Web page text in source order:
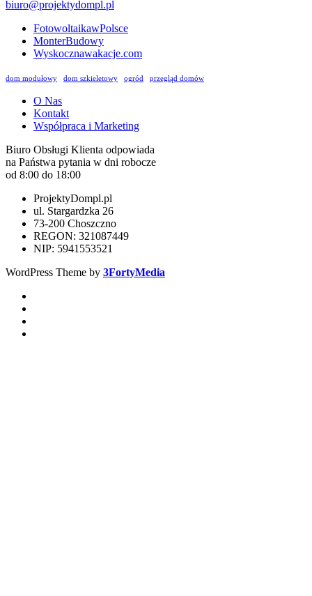
biuro@projektydompl.pl
FotowoltaikawPolsce
MonterBudowy
Wyskocznawakacje.com
dom modułowy dom szkieletowy ogród przegląd domów
O Nas
Kontakt
Współpraca i Marketing
Biuro Obsługi Klienta odpowiada
na Państwa pytania w dni robocze
od 8:00 do 18:00
ProjektyDompl.pl
ul. Stargardzka 26
73-200 Choszczno
REGON: 321087449
NIP: 5941553521
WordPress Theme by 3FortyMedia